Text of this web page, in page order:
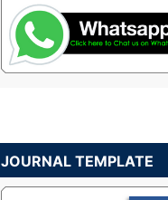
JOURNAL TEMPLATE